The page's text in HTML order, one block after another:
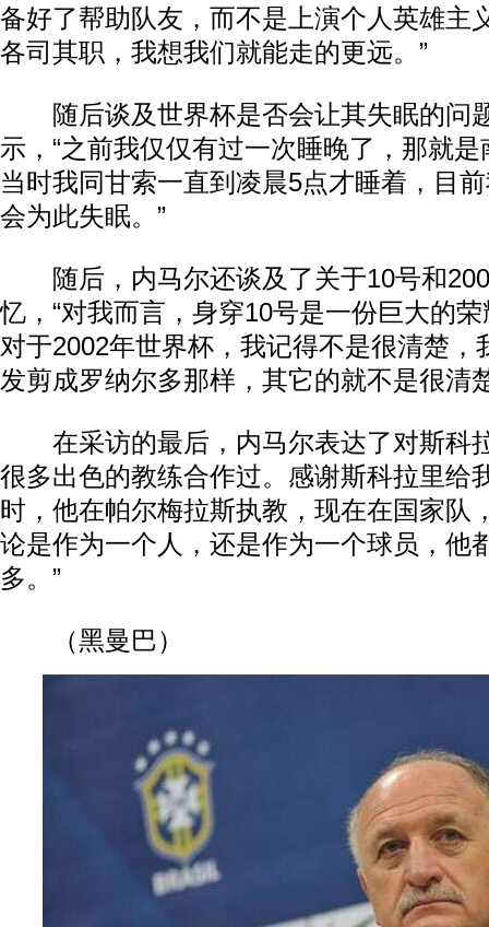
备好了帮助队友，而不是上演个人英雄主
各司其职，我想我们就能走的更远。”
随后谈及世界杯是否会让其失眠的问
示，“之前我仅仅有过一次睡晚了，那就
当时我同甘索一直到凌晨5点才睡着，目
会为此失眠。”
随后，内马尔还谈及了关于10号和
忆，“对我而言，身穿10号是一份巨大的
对于2002年世界杯，我记得不是很清楚，
发剪成罗纳尔多那样，其它的就不是很清
在采访的最后，内马尔表达了对斯科
很多出色的教练合作过。感谢斯科拉里给
时，他在帕尔梅拉斯执教，现在在国家队
论是作为一个人，还是作为一个球员，他
多。”
（黑曼巴）